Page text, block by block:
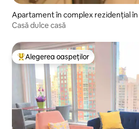
Apartament în complex rezidențial în
ver
Casă dulce casă
Locuință din topul categoriei
Alegerea oaspeților